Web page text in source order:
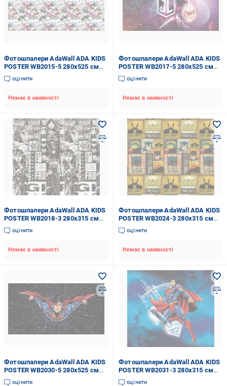
Фотошпалери AdaWall ADA KIDS
POSTER WB2015-5 280x525 см
14,7 кв.м
оцінити
Немає в наявності
Фотошпалери AdaWall ADA KIDS
POSTER WB2017-5 280x525 см
14,7 кв.м
оцінити
Немає в наявності
Фотошпалери AdaWall ADA KIDS
POSTER WB2018-3 280x315 см
8,82 кв.м
оцінити
Немає в наявності
Фотошпалери AdaWall ADA KIDS
POSTER WB2024-3 280x315 см
8,82 кв.м
оцінити
Немає в наявності
Фотошпалери AdaWall ADA KIDS
POSTER WB2030-5 280x525 см
14,7 кв.м
оцінити
Фотошпалери AdaWall ADA KIDS
POSTER WB2031-3 280x315 см
8,82 кв.м
оцінити